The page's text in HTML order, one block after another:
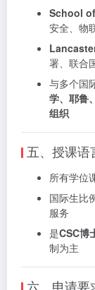
School
安全、物
署、联合
与多个国
学、耶鲁
组织
五、授课语
所有学位
国际生比
服务
是CSC博
制为主
六、申请要